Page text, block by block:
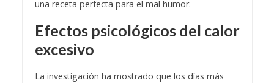
una receta perfecta para el mal humor.
Efectos psicológicos del calor
excesivo
La investigación ha mostrado que los días más